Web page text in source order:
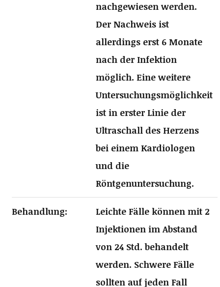
nachgewiesen werden.
Der Nachweis ist
allerdings erst 6 Monate
nach der Infektion
möglich. Eine weitere
Untersuchungsmöglichkeit
ist in erster Linie der
Ultraschall des Herzens
bei einem Kardiologen
und die
Röntgenuntersuchung.
Behandlung: Leichte Fälle können mit 2
Injektionen im Abstand
von 24 Std. behandelt
werden. Schwere Fälle
sollten auf jeden Fall